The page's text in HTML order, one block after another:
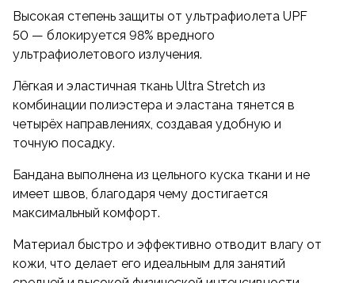
Высокая степень защиты от ультрафиолета UPF
50 — блокируется 98% вредного
ультрафиолетового излучения.
Лёгкая и эластичная ткань Ultra Stretch из
комбинации полиэстера и эластана тянется в
четырёх направлениях, создавая удобную и
точную посадку.
Бандана выполнена из цельного куска ткани и не
имеет швов, благодаря чему достигается
максимальный комфорт.
Материал быстро и эффективно отводит влагу от
кожи, что делает его идеальным для занятий